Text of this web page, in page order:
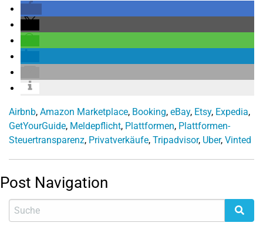
Airbnb, Amazon Marketplace, Booking, eBay, Etsy, Expedia,
GetYourGuide, Meldepflicht, Plattformen, Plattformen-
Steuertransparenz, Privatverkäufe, Tripadvisor, Uber, Vinted
Post Navigation